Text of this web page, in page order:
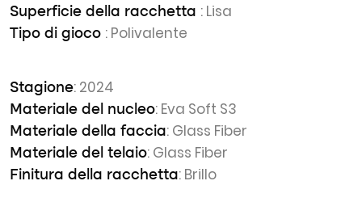
Superficie della racchetta : Lisa
Tipo di gioco : Polivalente
Stagione: 2024
Materiale del nucleo: Eva Soft S3
Materiale della faccia: Glass Fiber
Materiale del telaio: Glass Fiber
Finitura della racchetta: Brillo